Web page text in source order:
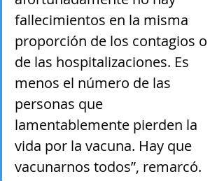
fallecimientos en la misma
proporción de los contagios o
de las hospitalizaciones. Es
menos el número de las
personas que
lamentablemente pierden la
vida por la vacuna. Hay que
vacunarnos todos”, remarcó.